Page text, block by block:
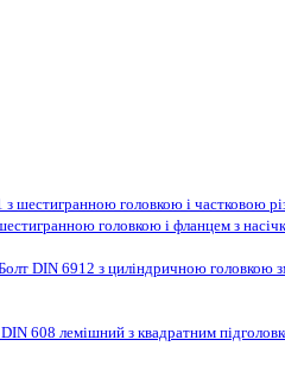
з шестигранною головкою і частковою
головкою і фланцем з
DIN 6912 з циліндричною головкою
608 лемішний з квадратним